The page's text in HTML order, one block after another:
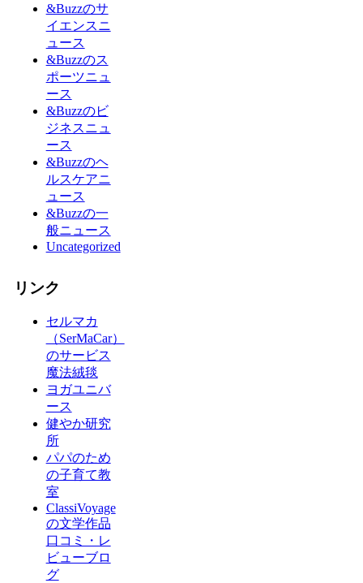
&Buzzのサ
イエンスニ
ュース
&Buzzのス
ポーツニュ
ース
&Buzzのビ
ジネスニュ
ース
&Buzzのヘ
ルスケアニ
ュース
&Buzzの一
般ニュース
Uncategorized
リンク
セルマカ
（SerMaCar）
のサービス
魔法絨毯
ヨガユニバ
ース
健やか研究
所
パパのため
の子育て教
室
ClassiVoyage
の文学作品
口コミ・レ
ビューブロ
グ